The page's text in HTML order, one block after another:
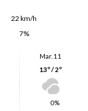
22 km/h
7%
Mar. 11
13º / 2º
0%